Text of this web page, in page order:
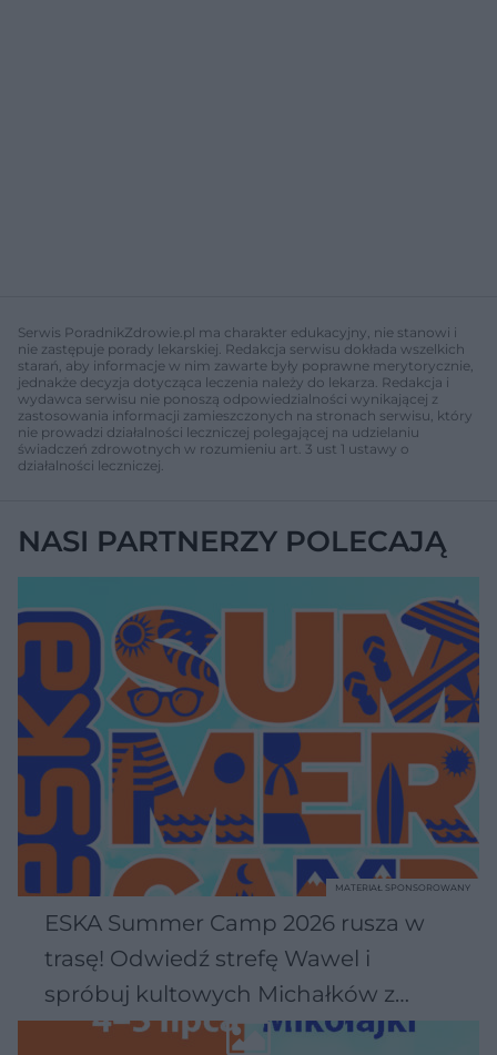
Serwis PoradnikZdrowie.pl ma charakter edukacyjny, nie stanowi i
nie zastępuje porady lekarskiej. Redakcja serwisu dokłada wszelkich
starań, aby informacje w nim zawarte były poprawne merytorycznie,
jednakże decyzja dotycząca leczenia należy do lekarza. Redakcja i
wydawca serwisu nie ponoszą odpowiedzialności wynikającej z
zastosowania informacji zamieszczonych na stronach serwisu, który
nie prowadzi działalności leczniczej polegającej na udzielaniu
świadczeń zdrowotnych w rozumieniu art. 3 ust 1 ustawy o
działalności leczniczej.
NASI PARTNERZY POLECAJĄ
ESKA Summer Camp 2026 rusza w
trasę! Odwiedź strefę Wawel i
spróbuj kultowych Michałków z
Wawelu
MATERIAŁ SPONSOROWANY